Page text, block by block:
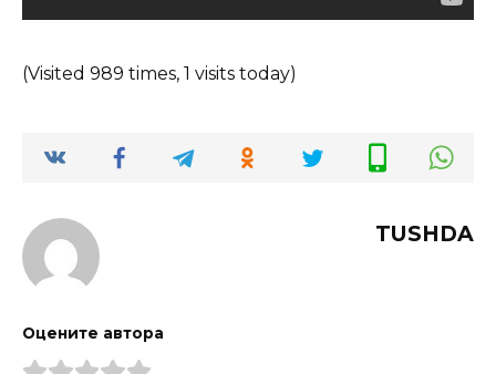
(Visited 989 times, 1 visits today)
TUSHDA
Оцените автора